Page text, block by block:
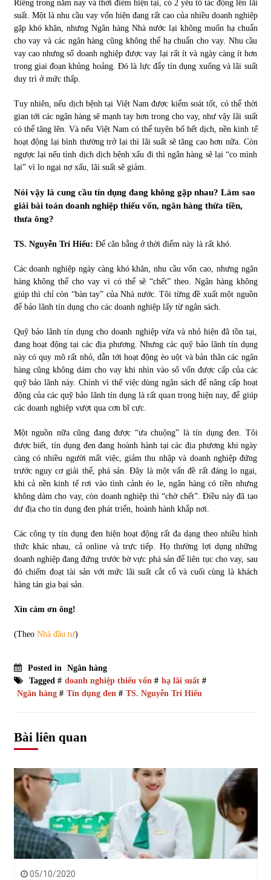
Riêng trong năm nay và thời điểm hiện tại, có 2 yếu tố tác động lên lãi
suất. Một là nhu cầu vay vốn hiện đang rất cao của nhiều doanh nghiệp
gặp khó khăn, nhưng Ngân hàng Nhà nước lại không muốn hạ chuẩn
cho vay và các ngân hàng cũng không thể hạ chuẩn cho vay. Nhu cầu
vay cao nhưng số doanh nghiệp được vay lại rất ít và ngày càng ít hơn
trong giai đoạn khủng hoảng. Đó là lực đẩy tín dụng xuống và lãi suất
duy trì ở mức thấp.
Tuy nhiên, nếu dịch bệnh tại Việt Nam được kiểm soát tốt, có thể thời
gian tới các ngân hàng sẽ mạnh tay hơn trong cho vay, như vậy lãi suất
có thể tăng lên. Và nếu Việt Nam có thể tuyên bố hết dịch, nền kinh tế
hoạt động lại bình thường trở lại thì lãi suất sẽ tăng cao hơn nữa. Còn
ngược lại nếu tình dịch dịch bệnh xấu đi thì ngân hàng sẽ lại “co mình
lại” vì lo ngại nợ xấu, lãi suất sẽ giảm.
Nói vậy là cung cầu tín dụng đang không gặp nhau? Làm sao
giải bài toán doanh nghiệp thiếu vốn, ngân hàng thừa tiền,
thưa ông?
TS. Nguyễn Trí Hiếu: Để cân bằng ở thời điểm này là rất khó.
Các doanh nghiệp ngày càng khó khăn, nhu cầu vốn cao, nhưng ngân
hàng không thể cho vay vì có thể sẽ “chết” theo. Ngân hàng không
giúp thì chỉ còn “bàn tay” của Nhà nước. Tôi từng đề xuất một nguồn
để bảo lãnh tín dụng cho các doanh nghiệp lấy từ ngân sách.
Quỹ bảo lãnh tín dụng cho doanh nghiệp vừa và nhỏ hiện đã tồn tại,
đang hoạt động tại các địa phương. Nhưng các quỹ bảo lãnh tín dụng
này có quy mô rất nhỏ, dẫn tới hoạt động èo uột và bản thân các ngân
hàng cũng không dám cho vay khi nhìn vào số vốn được cấp của các
quỹ bảo lãnh này. Chính vì thế việc dùng ngân sách để nâng cấp hoạt
động của các quỹ bảo lãnh tín dụng là rất quan trọng hiện nay, để giúp
các doanh nghiệp vượt qua cơn bĩ cực.
Một nguồn nữa cũng đang được “ưa chuộng” là tín dụng đen. Tôi
được biết, tín dụng đen đang hoành hành tại các địa phương khi ngày
càng có nhiều người mất việc, giảm thu nhập và doanh nghiệp đứng
trước nguy cơ giải thể, phá sản. Đây là một vấn đề rất đáng lo ngại,
khi cả nền kinh tế rơi vào tình cảnh éo le, ngân hàng có tiền nhưng
không dám cho vay, còn doanh nghiệp thì “chờ chết”. Điều này đã tạo
dư địa cho tín dụng đen phát triển, hoành hành khắp nơi.
Các công ty tín dụng đen hiện hoạt động rất đa dạng theo nhiều hình
thức khác nhau, cả online và trực tiếp. Họ thường lợi dụng những
doanh nghiệp đang đứng trước bờ vực phá sản để liên tục cho vay, sau
đó chiếm đoạt tài sản với mức lãi suất cắt cổ và cuối cùng là khách
hàng tán gia bại sản.
Xin cảm ơn ông!
(Theo Nhà đầu tư)
Posted in Ngân hàng
Tagged # doanh nghiệp thiếu vốn# hạ lãi suất#
Ngân hàng# Tín dụng đen# TS. Nguyễn Trí Hiếu
Bài liên quan
05/10/2020